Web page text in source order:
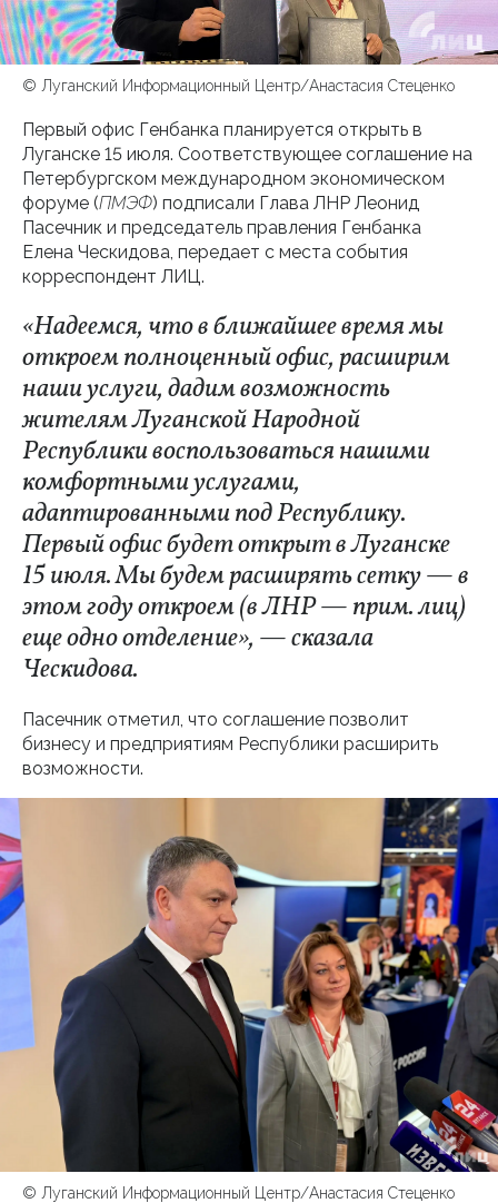
© Луганский Информационный Центр/Анастасия Стеценко
Первый офис Генбанка планируется открыть в
Луганске 15 июля. Соответствующее соглашение на
Петербургском международном экономическом
форуме (ПМЭФ) подписали Глава ЛНР Леонид
Пасечник и председатель правления Генбанка
Елена Ческидова, передает с места события
корреспондент ЛИЦ.
«Надеемся, что в ближайшее время мы
откроем полноценный офис, расширим
наши услуги, дадим возможность
жителям Луганской Народной
Республики воспользоваться нашими
комфортными услугами,
адаптированными под Республику.
Первый офис будет открыт в Луганске
15 июля. Мы будем расширять сетку — в
этом году откроем (в ЛНР — прим. лиц)
еще одно отделение», — сказала
Ческидова.
Пасечник отметил, что соглашение позволит
бизнесу и предприятиям Республики расширить
возможности.
© Луганский Информационный Центр/Анастасия Стеценко